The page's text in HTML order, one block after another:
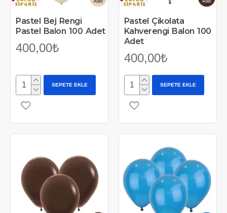
Pastel Bej Rengi
Pastel Balon 100 Adet
400,00₺
SEPETE EKLE
Pastel Çikolata
Kahverengi Balon 100
Adet
400,00₺
SEPETE EKLE